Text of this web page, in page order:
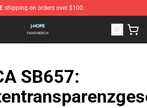
shipping on orders over $100
Official J Hope Merchandise Store
SB657: